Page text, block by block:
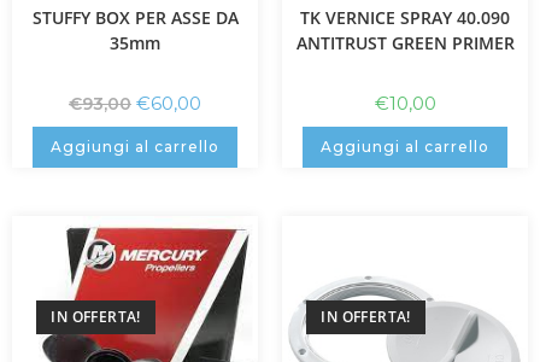
STUFFY BOX PER ASSE DA
35mm
€93,00 €60,00
Aggiungi al carrello
TK VERNICE SPRAY 40.090
ANTITRUST GREEN PRIMER
€10,00
Aggiungi al carrello
IN OFFERTA! IN OFFERTA!